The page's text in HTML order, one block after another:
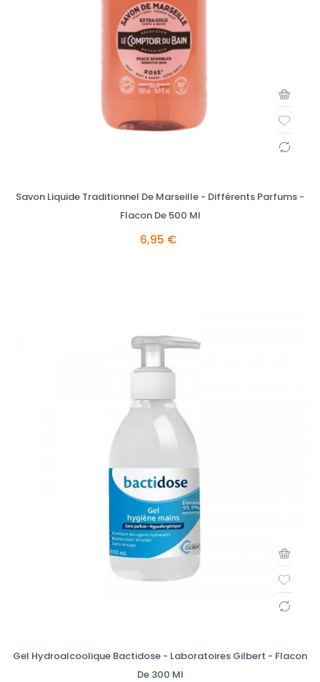
Savon Liquide Traditionnel De Marseille - Différents Parfums -
Flacon De 500 Ml
6,95 €
Gel Hydroalcoolique Bactidose - Laboratoires Gilbert - Flacon
De 300 Ml